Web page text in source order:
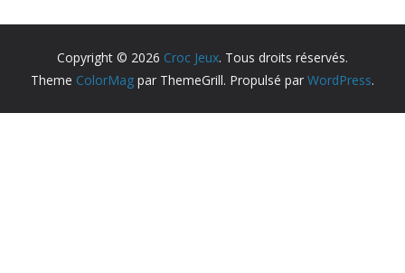
Copyright © 2026 Croc Jeux. Tous droits réservés.
Theme ColorMag par ThemeGrill. Propulsé par WordPress.